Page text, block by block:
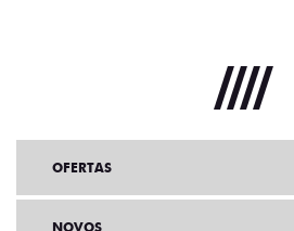
OFERTAS
NOVOS